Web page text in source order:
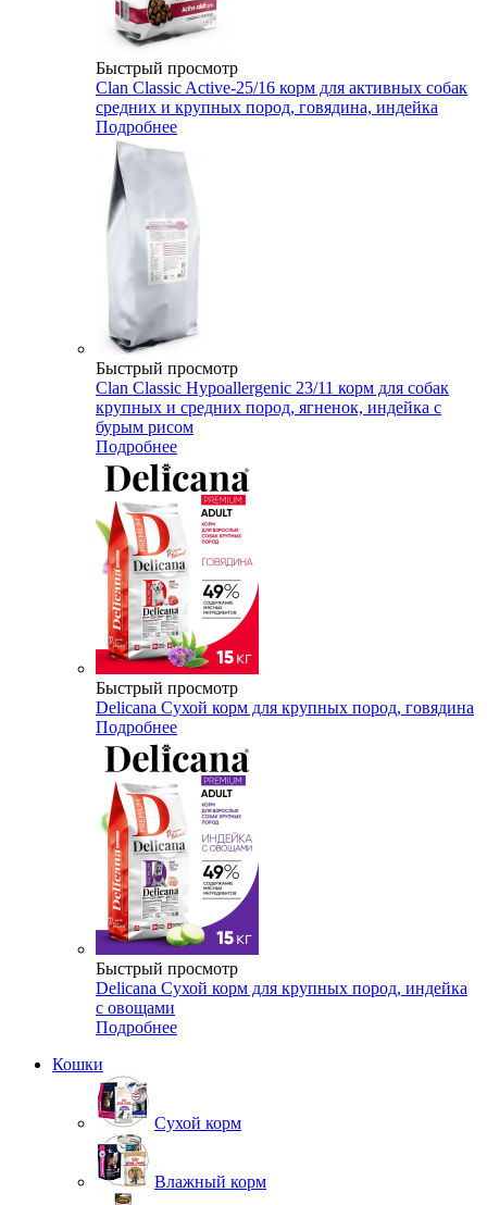
Быстрый просмотр
Clan Classic Active-25/16 корм для активных собак
средних и крупных пород, говядина, индейка
Подробнее
Быстрый просмотр
Clan Classic Hypoallergenic 23/11 корм для собак
крупных и средних пород, ягненок, индейка с
бурым рисом
Подробнее
Быстрый просмотр
Delicana Сухой корм для крупных пород, говядина
Подробнее
Быстрый просмотр
Delicana Сухой корм для крупных пород, индейка
с овощами
Подробнее
Кошки
Сухой корм
Влажный корм